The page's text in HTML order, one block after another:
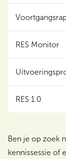
RES Monitor
RES 1.0
Ben je op zoek
kennissessie of